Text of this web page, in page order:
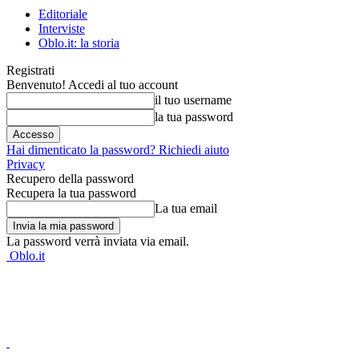
Editoriale
Interviste
Oblo.it: la storia
Registrati
Benvenuto! Accedi al tuo account
il tuo username
la tua password
Hai dimenticato la password? Richiedi aiuto
Privacy
Recupero della password
Recupera la tua password
La tua email
La password verrà inviata via email.
Oblo.it